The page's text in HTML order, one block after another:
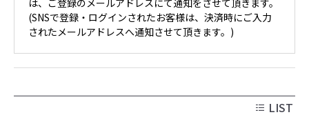
(SNSで登録・ログインされたお客様は、決済時にご入力
されたメールアドレスへ通知させて頂きます。)
LIST